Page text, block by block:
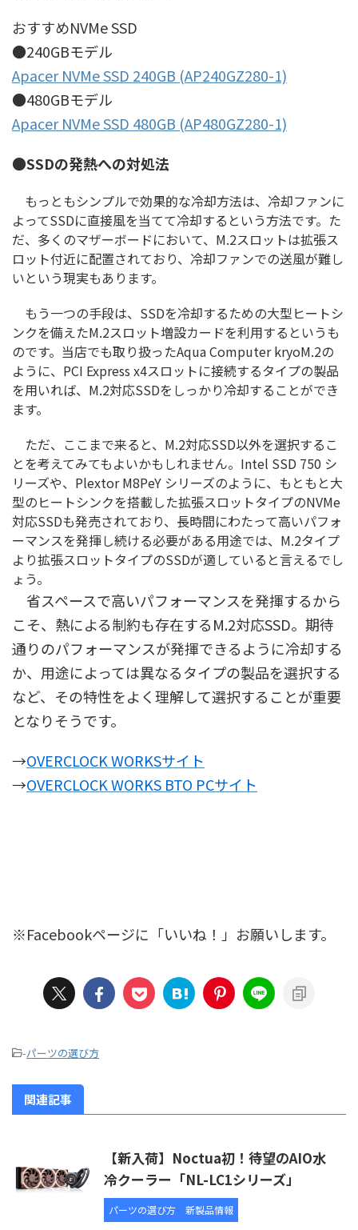
おすすめNVMe SSD
●240GBモデル
Apacer NVMe SSD 240GB (AP240GZ280-1)
●480GBモデル
Apacer NVMe SSD 480GB (AP480GZ280-1)
●SSDの発熱への対処法
もっともシンプルで効果的な冷却方法は、冷却ファンに
よってSSDに直接風を当てて冷却するという方法です。た
だ、多くのマザーボードにおいて、M.2スロットは拡張ス
ロット付近に配置されており、冷却ファンでの送風が難し
いという現実もあります。
もう一つの手段は、SSDを冷却するための大型ヒートシ
ンクを備えたM.2スロット増設カードを利用するというも
のです。当店でも取り扱ったAqua Computer kryoM.2の
ように、PCI Express x4スロットに接続するタイプの製品
を用いれば、M.2対応SSDをしっかり冷却することができ
ます。
ただ、ここまで来ると、M.2対応SSD以外を選択するこ
とを考えてみてもよいかもしれません。Intel SSD 750 シ
リーズや、Plextor M8PeY シリーズのように、もともと大
型のヒートシンクを搭載した拡張スロットタイプのNVMe
対応SSDも発売されており、長時間にわたって高いパフォ
ーマンスを発揮し続ける必要がある用途では、M.2タイプ
より拡張スロットタイプのSSDが適していると言えるでし
ょう。
省スペースで高いパフォーマンスを発揮するから
こそ、熱による制約も存在するM.2対応SSD。期待
通りのパフォーマンスが発揮できるように冷却する
か、用途によっては異なるタイプの製品を選択する
など、その特性をよく理解して選択することが重要
となりそうです。
→OVERCLOCK WORKSサイト
→OVERCLOCK WORKS BTO PCサイト
※Facebookページに「いいね！」お願いします。
-パーツの選び方
関連記事
【新入荷】Noctua初！待望のAIO水
冷クーラー「NL-LC1シリーズ」
パーツの選び方 新製品情報